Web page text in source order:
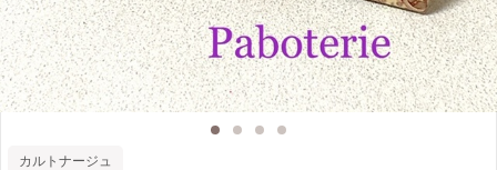
カルトナージュ